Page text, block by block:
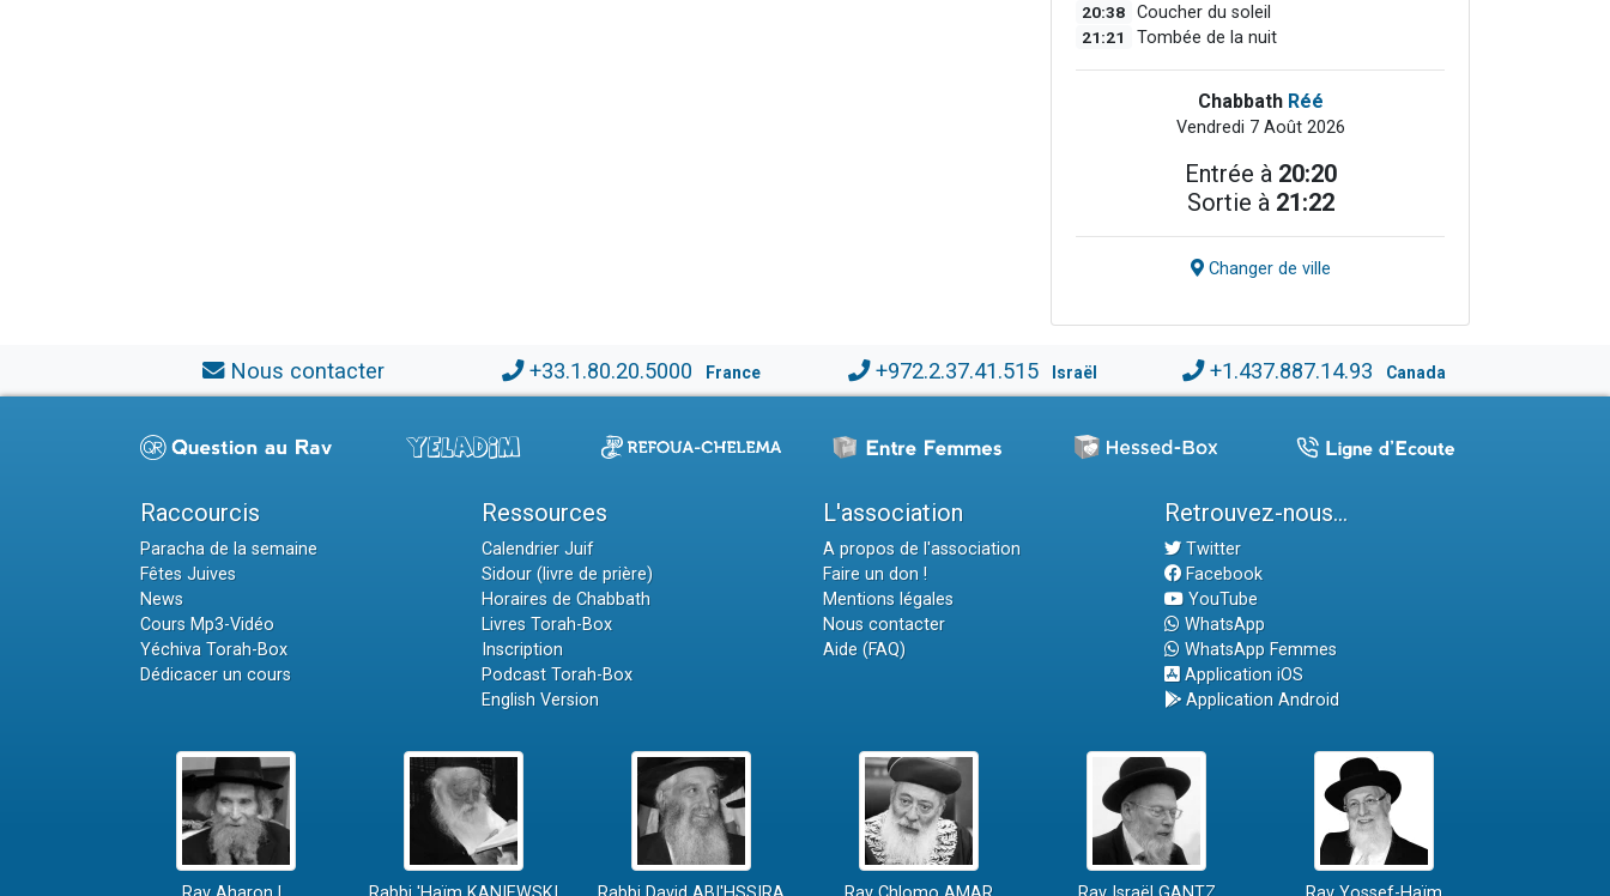
20:38 Coucher du soleil
21:21 Tombée de la nuit
Chabbath Réé
Vendredi 7 Août 2026
Entrée à 20:20
Sortie à 21:22
Changer de ville
Nous contacter +33.1.80.20.5000 France +972.2.37.41.515 Israël +1.437.887.14.93 Canada
Raccourcis
Paracha de la semaine
Fêtes Juives
News
Cours Mp3-Vidéo
Yéchiva Torah-Box
Dédicacer un cours
Ressources
Calendrier Juif
Sidour (livre de prière)
Horaires de Chabbath
Livres Torah-Box
Inscription
Podcast Torah-Box
English Version
L'association
A propos de l'association
Faire un don !
Mentions légales
Nous contacter
Aide (FAQ)
Retrouvez-nous...
Twitter
Facebook
YouTube
WhatsApp
WhatsApp Femmes
Application iOS
Application Android